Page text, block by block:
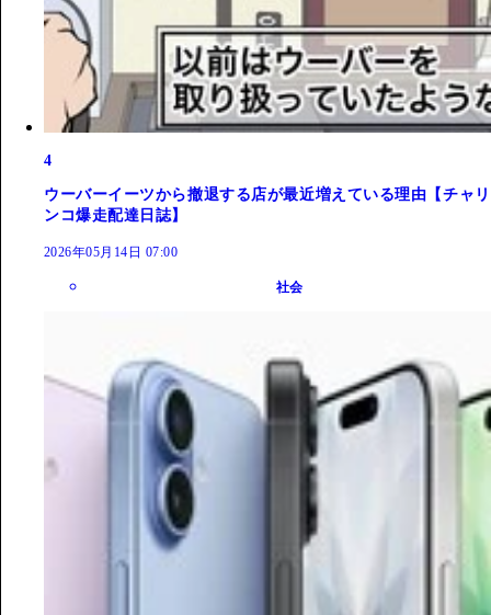
4
ウーバーイーツから撤退する店が最近増えている理由【チャリ
ンコ爆走配達日誌】
2026年05月14日 07:00
社会